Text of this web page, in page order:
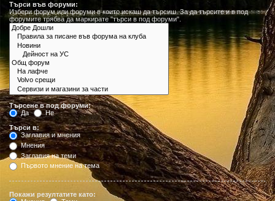
Търси във форуми:
Избери форум или форуми в които искаш да търсиш. За да търсите и в под
форумите трябва да маркирате "търси в под форуми".
Търсене в под форуми:
Да
Не
Търси в:
Заглавия и мнения
Мнения
Заглавия на теми
Първото мнение на тема
Покажи резултатите като: